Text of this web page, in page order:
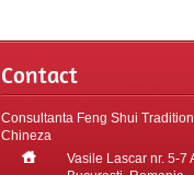
Contact
Consultanta Feng Shui
Chineza
Vasile Lascar nr. 5-7